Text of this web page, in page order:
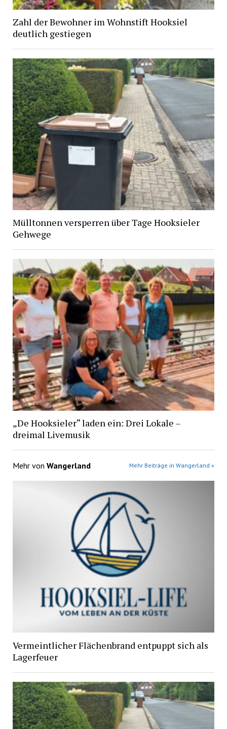
Zahl der Bewohner im Wohnstift Hooksiel
deutlich gestiegen
Mülltonnen versperren über Tage Hooksieler
Gehwege
„De Hooksieler“ laden ein: Drei Lokale –
dreimal Livemusik
Mehr von Wangerland Mehr Beiträge in Wangerland »
Vermeintlicher Flächenbrand entpuppt sich als
Lagerfeuer